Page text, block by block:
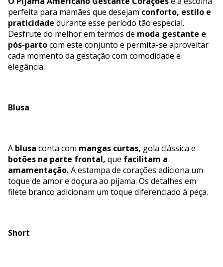
perfeita para mamães que desejam conforto, estilo e
praticidade durante esse período tão especial.
Desfrute do melhor em termos de moda gestante e
pós-partocom este conjunto e permita-se aproveitar
cada momento da gestação com comodidade e
elegância.
Blusa
A blusa conta com mangas curtas, gola clássica e
botões na parte frontal, que facilitam a
amamentação.A estampa de corações adiciona um
toque de amor e doçura ao pijama. Os detalhes em
filete branco adicionam um toque diferenciado à peça.
Short